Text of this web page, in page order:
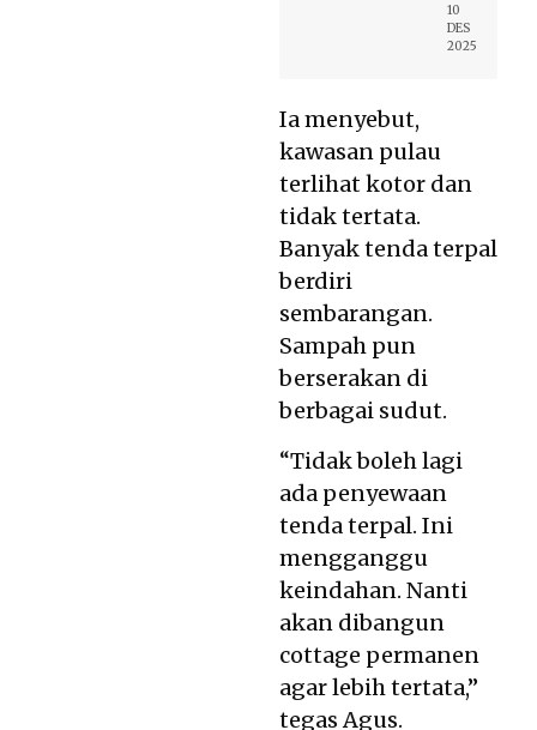
10
DES
2025
Ia menyebut,
kawasan pulau
terlihat kotor dan
tidak tertata.
Banyak tenda terpal
berdiri
sembarangan.
Sampah pun
berserakan di
berbagai sudut.
“Tidak boleh lagi
ada penyewaan
tenda terpal. Ini
mengganggu
keindahan. Nanti
akan dibangun
cottage permanen
agar lebih tertata,”
tegas Agus.